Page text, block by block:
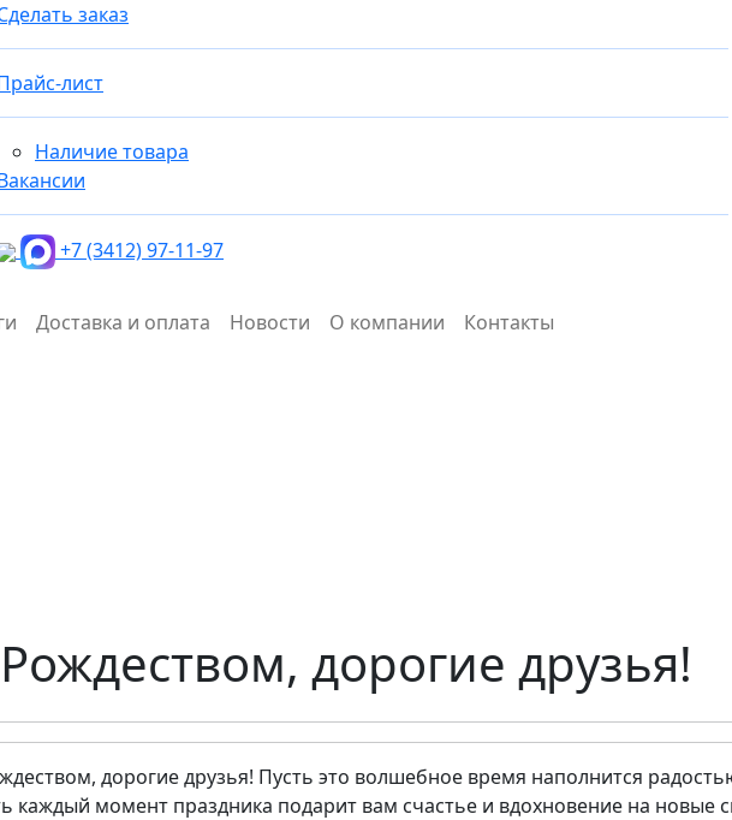
заказ
лист
Наличие товара
+7 (3412) 97-11-97
Доставка и оплата Новости О компании Контакты
дорогие друзья!
дорогие друзья! Пусть это волшебное время наполнится
каждый момент праздника подарит вам счастье и вдохновение на новые